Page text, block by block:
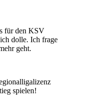
für den KSV
dolle. Ich frage
geht.
spielen!